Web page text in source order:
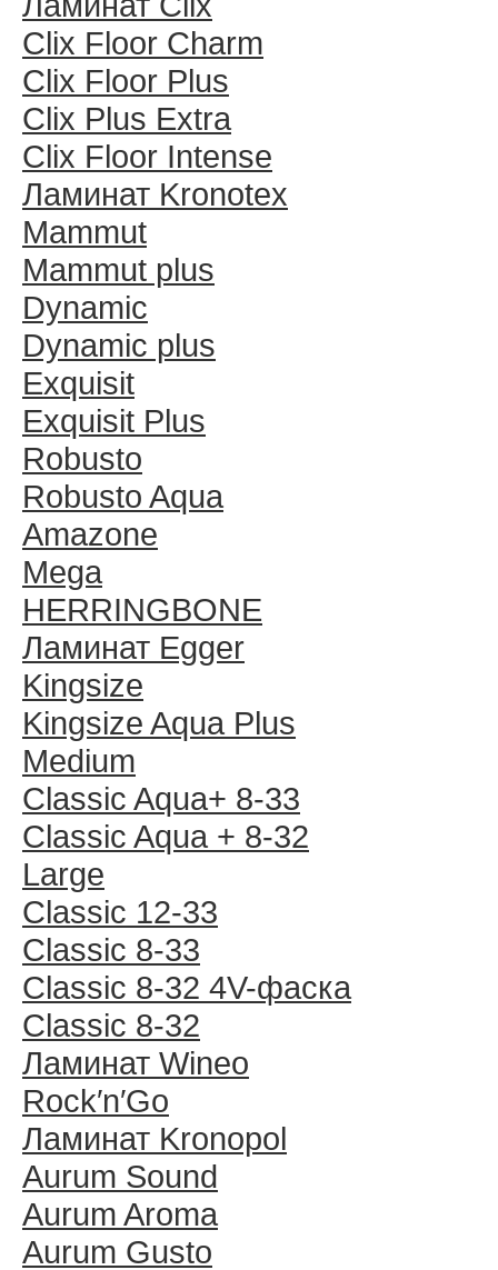
Clix Floor Charm
Clix Floor Plus
Clix Plus Extra
Clix Floor Intense
Ламинат Kronotex
Mammut
Mammut plus
Dynamic
Dynamic plus
Exquisit
Exquisit Plus
Robusto
Robusto Aqua
Amazone
Mega
HERRINGBONE
Ламинат Egger
Kingsize
Kingsize Aqua Plus
Medium
Classic Aqua+ 8-33
Classic Aqua + 8-32
Large
Classic 12-33
Classic 8-33
Classic 8-32 4V-фаска
Classic 8-32
Ламинат Wineo
Rock′n′Go
Ламинат Kronopol
Aurum Sound
Aurum Aroma
Aurum Gusto